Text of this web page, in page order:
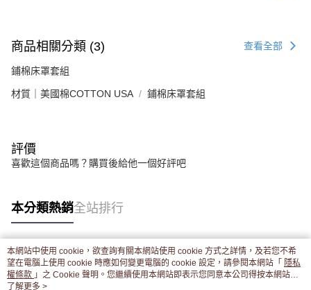
商品相關分類 (3) 查看全部
鋪棉床罩套組
材質｜美國棉COTTON USA 鋪棉床罩套組
評價
喜歡這個商品嗎？購買後給他一個好評吧
本分類熱銷全站排行
熱門標籤
本網站中使用 cookie，欲查詢有關本網站使用 cookie 方式之詳情，及若您不希
望在電腦上使用 cookie 時應如何變更電腦的 cookie 設定，請參閱本網站「 隱私
權條款 」之 Cookie 聲明。您繼續使用本網站即表示您同意本公司得按本網站使
用條款之 Cookie 聲明使用 cookie。
了解更多 >